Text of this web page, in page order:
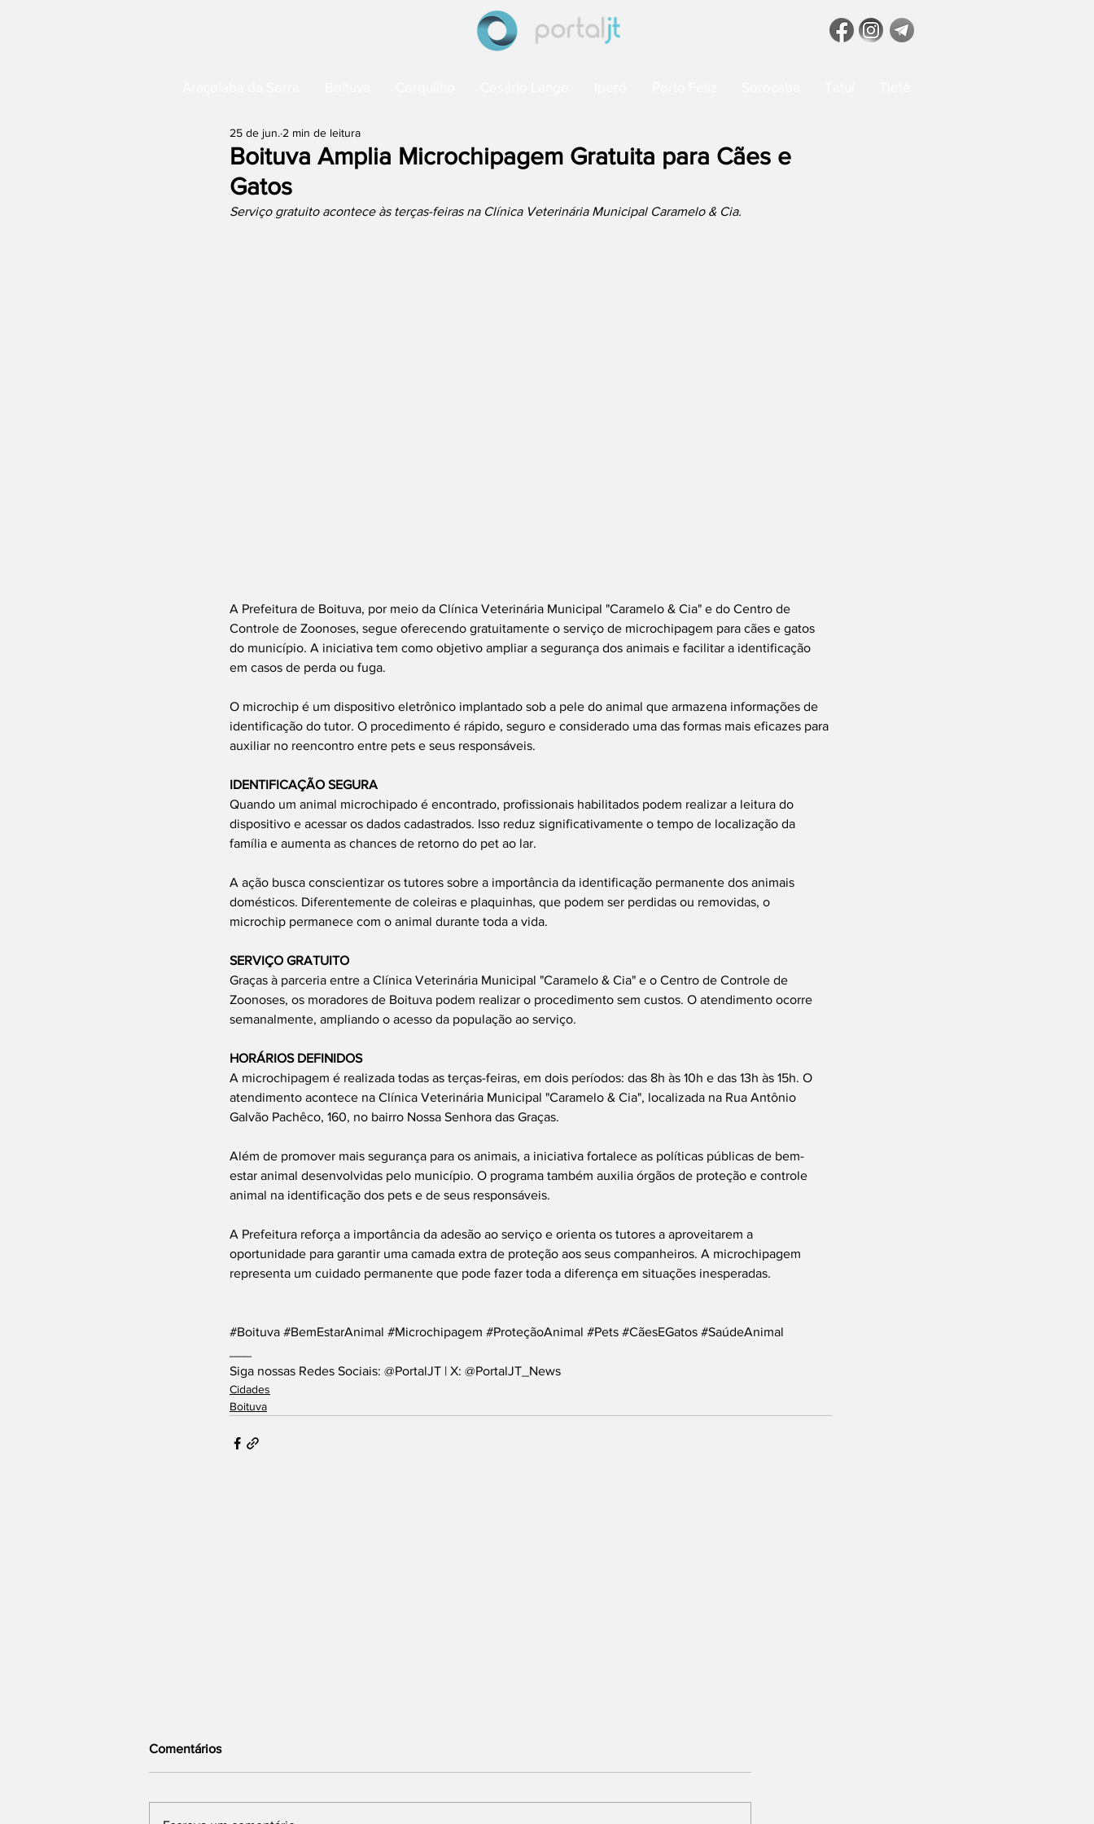
Boituva Amplia Microchipagem Gratuita para Cães e
Gatos
25 de jun. 2 min de leitura
Serviço gratuito acontece às terças-feiras na Clínica Veterinária Municipal Caramelo & Cia.
A Prefeitura de Boituva, por meio da Clínica Veterinária Municipal "Caramelo & Cia" e do Centro de
Controle de Zoonoses, segue oferecendo gratuitamente o serviço de microchipagem para cães e gatos
do município. A iniciativa tem como objetivo ampliar a segurança dos animais e facilitar a identificação
em casos de perda ou fuga.
O microchip é um dispositivo eletrônico implantado sob a pele do animal que armazena informações de
identificação do tutor. O procedimento é rápido, seguro e considerado uma das formas mais eficazes para
auxiliar no reencontro entre pets e seus responsáveis.
IDENTIFICAÇÃO SEGURA
Quando um animal microchipado é encontrado, profissionais habilitados podem realizar a leitura do
dispositivo e acessar os dados cadastrados. Isso reduz significativamente o tempo de localização da
família e aumenta as chances de retorno do pet ao lar.
A ação busca conscientizar os tutores sobre a importância da identificação permanente dos animais
domésticos. Diferentemente de coleiras e plaquinhas, que podem ser perdidas ou removidas, o
microchip permanece com o animal durante toda a vida.
SERVIÇO GRATUITO
Graças à parceria entre a Clínica Veterinária Municipal "Caramelo & Cia" e o Centro de Controle de
Zoonoses, os moradores de Boituva podem realizar o procedimento sem custos. O atendimento ocorre
semanalmente, ampliando o acesso da população ao serviço.
HORÁRIOS DEFINIDOS
A microchipagem é realizada todas as terças-feiras, em dois períodos: das 8h às 10h e das 13h às 15h. O
atendimento acontece na Clínica Veterinária Municipal "Caramelo & Cia", localizada na Rua Antônio
Galvão Pachêco, 160, no bairro Nossa Senhora das Graças.
Além de promover mais segurança para os animais, a iniciativa fortalece as políticas públicas de bem-
estar animal desenvolvidas pelo município. O programa também auxilia órgãos de proteção e controle
animal na identificação dos pets e de seus responsáveis.
A Prefeitura reforça a importância da adesão ao serviço e orienta os tutores a aproveitarem a
oportunidade para garantir uma camada extra de proteção aos seus companheiros. A microchipagem
representa um cuidado permanente que pode fazer toda a diferença em situações inesperadas.
#Boituva #BemEstarAnimal #Microchipagem #ProteçãoAnimal #Pets #CãesEGatos #SaúdeAnimal
Siga nossas Redes Sociais: @PortalJT | X: @PortalJT_News
Cidades
Boituva
Comentários